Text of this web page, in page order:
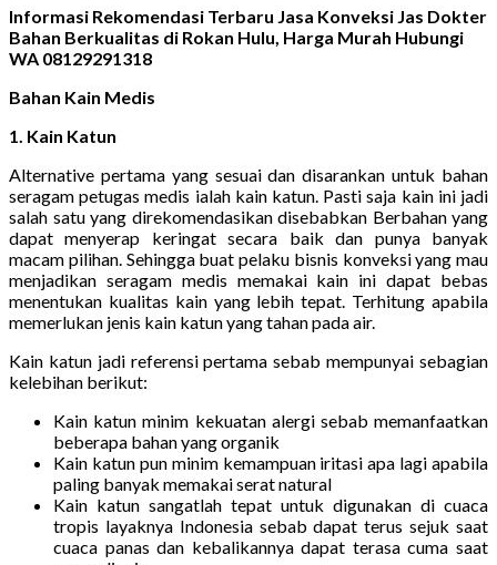
Informasi Rekomendasi Terbaru Jasa Konveksi Jas Dokter
Bahan Berkualitas di Rokan Hulu, Harga Murah Hubungi
WA 08129291318
Bahan Kain Medis
1. Kain Katun
Alternative pertama yang sesuai dan disarankan untuk bahan
seragam petugas medis ialah kain katun. Pasti saja kain ini jadi
salah satu yang direkomendasikan disebabkan Berbahan yang
dapat menyerap keringat secara baik dan punya banyak
macam pilihan. Sehingga buat pelaku bisnis konveksi yang mau
menjadikan seragam medis memakai kain ini dapat bebas
menentukan kualitas kain yang lebih tepat. Terhitung apabila
memerlukan jenis kain katun yang tahan pada air.
Kain katun jadi referensi pertama sebab mempunyai sebagian
kelebihan berikut:
Kain katun minim kekuatan alergi sebab memanfaatkan
beberapa bahan yang organik
Kain katun pun minim kemampuan iritasi apa lagi apabila
paling banyak memakai serat natural
Kain katun sangatlah tepat untuk digunakan di cuaca
tropis layaknya Indonesia sebab dapat terus sejuk saat
cuaca panas dan kebalikannya dapat terasa cuma saat